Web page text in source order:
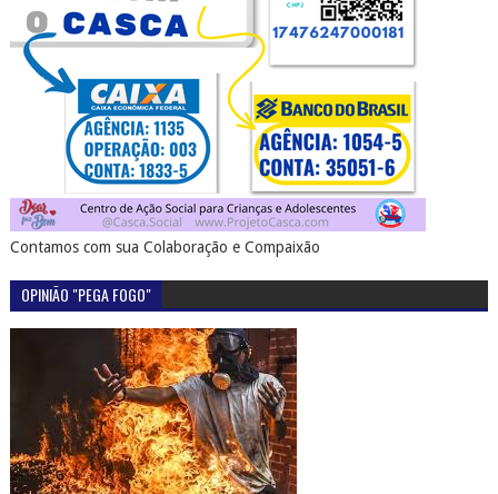
Contamos com sua Colaboração e Compaixão
OPINIÃO "PEGA FOGO"